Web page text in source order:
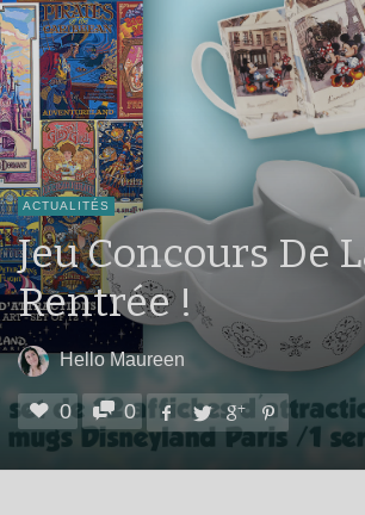
ACTUALITÉS
Jeu Concours De
Rentrée !
Hello Maureen
0 0